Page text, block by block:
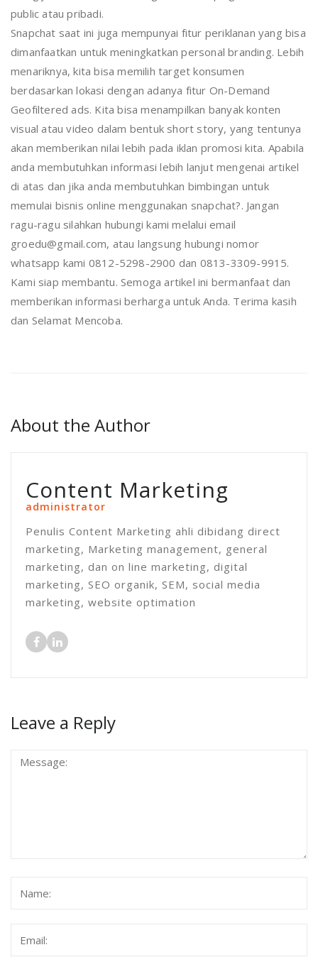
public atau pribadi.
Snapchat saat ini juga mempunyai fitur periklanan yang bisa
dimanfaatkan untuk meningkatkan personal branding. Lebih
menariknya, kita bisa memilih target konsumen
berdasarkan lokasi dengan adanya fitur On-Demand
Geofiltered ads. Kita bisa menampilkan banyak konten
visual atau video dalam bentuk short story, yang tentunya
akan memberikan nilai lebih pada iklan promosi kita. Apabila
anda membutuhkan informasi lebih lanjut mengenai artikel
di atas dan jika anda membutuhkan bimbingan untuk
memulai bisnis online menggunakan snapchat?. Jangan
ragu-ragu silahkan hubungi kami melalui email
groedu@gmail.com, atau langsung hubungi nomor
whatsapp kami 0812-5298-2900 dan 0813-3309-9915.
Kami siap membantu. Semoga artikel ini bermanfaat dan
memberikan informasi berharga untuk Anda. Terima kasih
dan Selamat Mencoba.
About the Author
Content Marketing
administrator
Penulis Content Marketing ahli dibidang direct
marketing, Marketing management, general
marketing, dan on line marketing, digital
marketing, SEO organik, SEM, social media
marketing, website optimation
Leave a Reply